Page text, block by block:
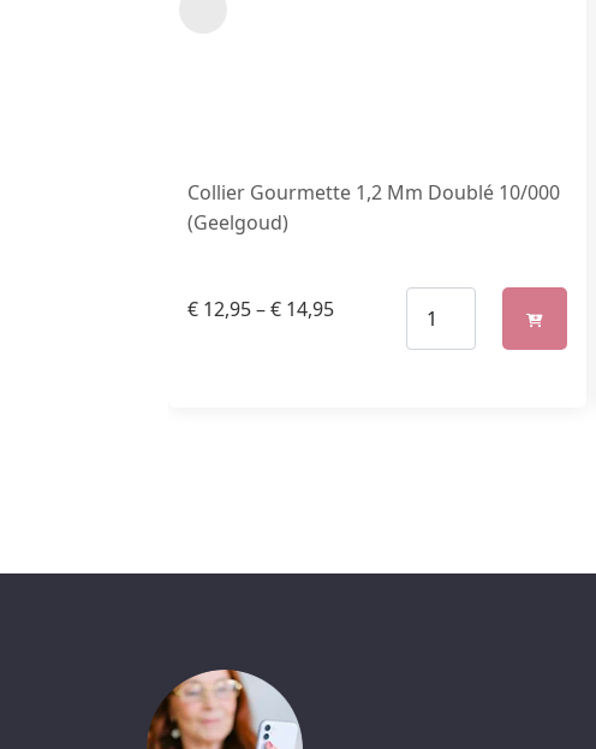
Collier Gourmette 1,2 Mm Doublé 10/000
(Geelgoud)
€ 12,95–€ 14,95